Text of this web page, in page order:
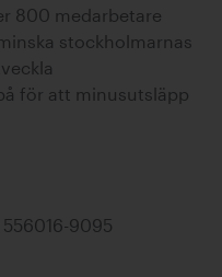
800 medarbetare
stockholmarnas
för att minusutsläpp
9095